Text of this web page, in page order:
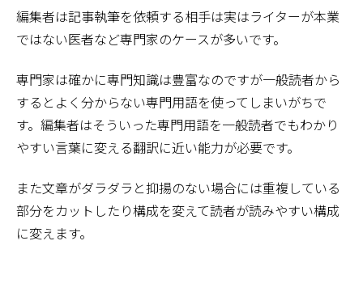
編集者は記事執筆を依頼する相手は実はライターが本業
ではない医者など専門家のケースが多いです。
専門家は確かに専門知識は豊富なのですが一般読者から
するとよく分からない専門用語を使ってしまいがちで
す。編集者はそういった専門用語を一般読者でもわかり
やすい言葉に変える翻訳に近い能力が必要です。
また文章がダラダラと抑揚のない場合には重複している
部分をカットしたり構成を変えて読者が読みやすい構成
に変えます。